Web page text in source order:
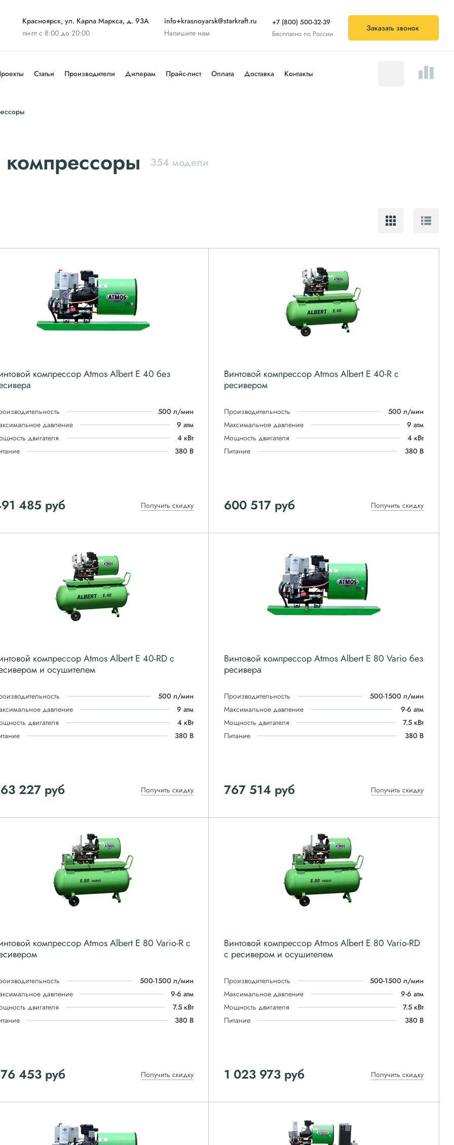
Красноярск, ул. Карла Маркса, д. 93А
пн-пт с 8:00 до 20:00
info+krasnoyarsk@starkraft.ru
Напишите нам
+7 (800) 500-32-39
Бесплатно по России
Заказать звонок
Статьи Производители Дилерам Прайс-лист Оплата Доставка Контакты
354 модели
компрессор Atmos Albert E 40 без
500 л/мин
давление
9 атм
двигателя
4 кВт
380 В
485 руб Получить скидку
Винтовой компрессор Atmos Albert E 40-R с
ресивером
Производительность
500 л/мин
Максимальное давление
9 атм
Мощность двигателя
4 кВт
Питание
380 В
600 517руб Получить скидку
компрессор Atmos Albert E 40-RD с
и осушителем
500 л/мин
давление
9 атм
двигателя
4 кВт
380 В
227 руб Получить скидку
Винтовой компрессор Atmos Albert E 80 Vario без
ресивера
Производительность
500-1500 л/мин
Максимальное давление
9-6 атм
Мощность двигателя
7.5 кВт
Питание
380 В
767 514 руб Получить скидку
компрессор Atmos Albert E 80 Vario-R с
500-1500 л/мин
давление
9-6 атм
двигателя
7.5 кВт
380 В
453 руб Получить скидку
Винтовой компрессор Atmos Albert E 80 Vario-RD
с ресивером и осушителем
Производительность
500-1500 л/мин
Максимальное давление
9-6 атм
Мощность двигателя
7.5 кВт
Питание
380 В
1 023 973руб Получить скидку